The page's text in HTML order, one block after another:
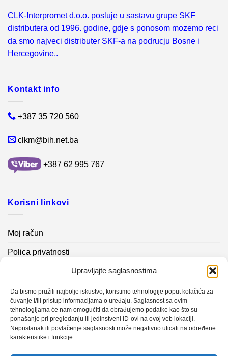
Upravljajte saglasnostima
Da bismo pružili najbolje iskustvo, koristimo tehnologije poput kolačića za
čuvanje i/ili pristup informacijama o uređaju. Saglasnost sa ovim
tehnologijama će nam omogućiti da obrađujemo podatke kao što su
ponašanje pri pregledanju ili jedinstveni ID-ovi na ovoj veb lokaciji.
Nepristanak ili povlačenje saglasnosti može negativno uticati na određene
karakteristike i funkcije.
CLK-Interpromet d.o.o. posluje u sastavu grupe SKF
distributera od 1996. godine, gdje s ponosom mozemo reci
da smo najveci distributer SKF-a na podrucju Bosne i
Hercegovine,.
Kontakt info
+387 35 720 560
clkm@bih.net.ba
+387 62 995 767
Korisni linkovi
Moj račun
Polica privatnosti
Kontakt info
Novosti